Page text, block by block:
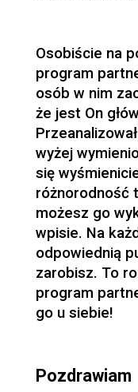
Osobiście na
program
osób w nim
że jest On
wyżej
się
różnorodność
możesz go
wpisie. Na
odpowiednią
zarobisz. To
program
go u siebie!
Pozdrawiam